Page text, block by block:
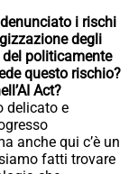
i rischi
degli
del politicamente
questo rischio?
Act?
delicato e
anche qui c’è un
fatti trovare